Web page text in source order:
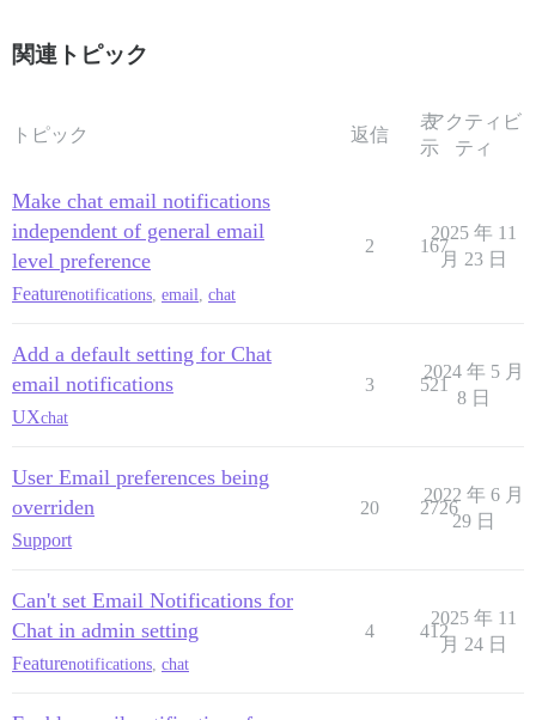
関連トピック
トピック 返信
表
示
アクティビ
ティ
Make chat email notifications
independent of general email
level preference
Featurenotifications email chat
2 167
2025 年 11
月 23 日
Add a default setting for Chat
email notifications
UXchat
3 521
2024 年 5 月
8 日
User Email preferences being
overriden
Support
20 2726
2022 年 6 月
29 日
Can't set Email Notifications for
Chat in admin setting
Featurenotifications chat
4 412
2025 年 11
月 24 日